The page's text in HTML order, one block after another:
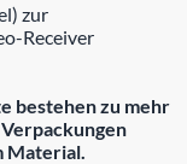
zur
Receiver
bestehen zu mehr
Material.